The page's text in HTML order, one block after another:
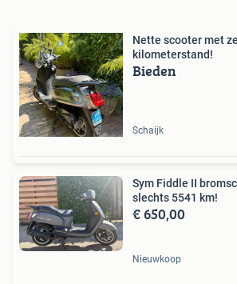
Nette scooter met
kilometerstand!
Bieden
Schaijk
Sym Fiddle II
slechts 5541 km!
€ 650,00
Nieuwkoop